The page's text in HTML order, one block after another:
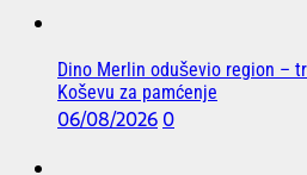
Dino Merlin oduševio region –
Koševu za pamćenje
06/08/20260